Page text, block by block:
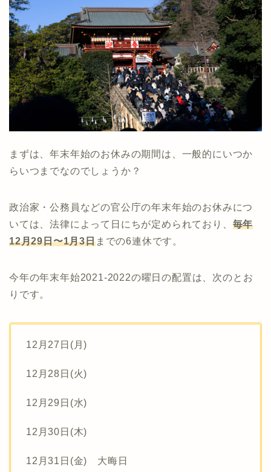
まずは、年末年始のお休みの期間は、一般的にいつか
らいつまでなのでしょうか？
政治家・公務員などの官公庁の年末年始のお休みにつ
いては、法律によって日にちが定められており、 毎年
12月29日〜1月3日までの6連休です。
今年の年末年始2021-2022の曜日の配置は、次のとお
りです。
12月27日(月)
12月28日(火)
12月29日(水)
12月30日(木)
12月31日(金) 大晦日